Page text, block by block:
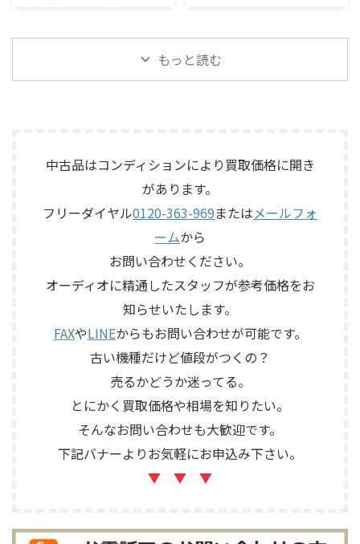
500は、テープを使用したアナ
ログエコーならではの揺らぎ
や質感を楽しめる機材です。査
ォノカードやバランス入力カ
ードの有無、電源部の状態、
接続ケーブル、外観コンディシ
ルレンジスピーカー
「TD510MK2」を出張買取させ
態、ユニットの状態、エッグ
シェル型エンクロージャー、角
度調整機構、スピーカー端
子、外観コンディション、保護
ネットやキャップなど付属品
の有無を確認しながら査定い
たしました。 買取商品：
ECLIPSE / イクリプス 型番：
TD510MK2 カテゴリ ...
テージボックス「SB168-ES」
を出張買取させていただきま
IN/OUT、NETWORK端子、ヘッ
ドアンプリモート、ファンタム
電源、外観コンディション、電
源コードや取扱説明書など付
属品の有無を確認しながら査
定いたしました。 買取商品：
YAMAHA SB168-ES メーカー：
SB168-ES カ ...
もっと読む
中古品はコンディションにより買取価格に開き
があります。
フリーダイヤル0120-363-969またはメールフォ
ームから
お問い合わせください。
オーディオに精通したスタッフが参考価格をお
知らせいたします。
FAXやLINEからもお問い合わせが可能です。
古い機種だけど値段がつくの？
売るかどうか迷ってる。
とにかく買取価格や相場を知りたい。
そんなお問い合わせも大歓迎です。
下記バナーよりお気軽にお申込み下さい。
▼ ▼ ▼